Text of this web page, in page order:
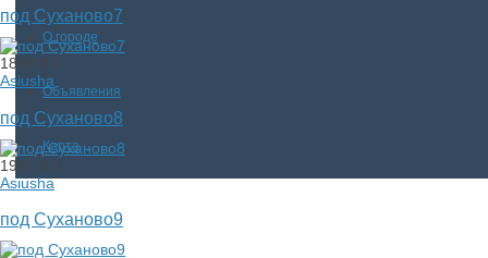
О городе
Объявления
Карта
под Суханово7
1890 0 0
Asiusha
под Суханово8
1951 0 0
Asiusha
под Суханово9